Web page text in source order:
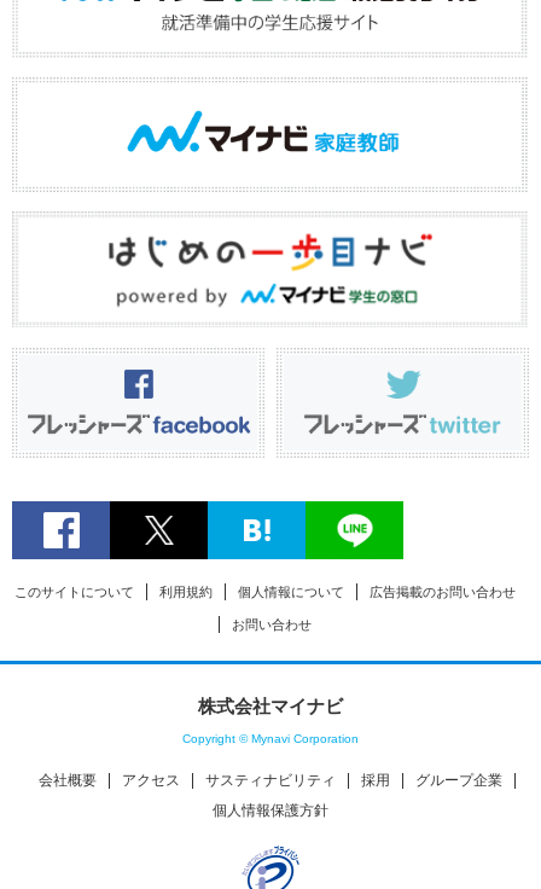
このサイトについて 利用規約 個人情報について 広告掲載のお問い合わせ
お問い合わせ
株式会社マイナビ
Copyright © Mynavi Corporation
会社概要 アクセス サスティナビリティ 採用
グループ企業
個人情報保護方針